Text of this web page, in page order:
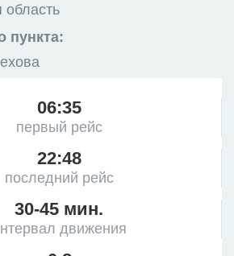
область
пункта:
06:35
первый рейс
22:48
последний рейс
30-45 мин.
движения